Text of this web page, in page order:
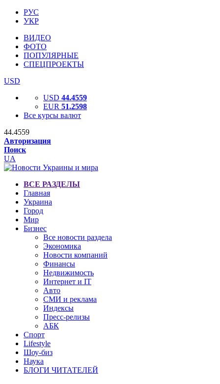
РУС
УКР
ВИДЕО
ФОТО
ПОПУЛЯРНЫЕ
СПЕЦПРОЕКТЫ
USD
USD 44.4559
EUR 51.2598
Все курсы валют
44.4559
Авторизация
Поиск
UA
ВСЕ РАЗДЕЛЫ
Главная
Украина
Город
Мир
Бизнес
Все новости раздела
Экономика
Новости компаний
Финансы
Недвижимость
Интернет и IT
Авто
СМИ и реклама
Индексы
Пресс-релизы
АБК
Спорт
Lifestyle
Шоу-биз
Наука
БЛОГИ ЧИТАТЕЛЕЙ